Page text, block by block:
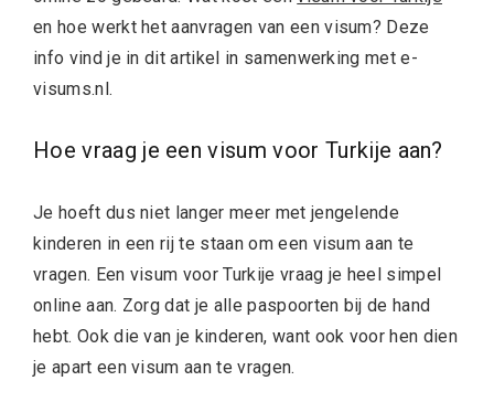
en hoe werkt het aanvragen van een visum? Deze
info vind je in dit artikel in samenwerking met e-
visums.nl.
Hoe vraag je een visum voor Turkije aan?
Je hoeft dus niet langer meer met jengelende
kinderen in een rij te staan om een visum aan te
vragen. Een visum voor Turkije vraag je heel simpel
online aan. Zorg dat je alle paspoorten bij de hand
hebt. Ook die van je kinderen, want ook voor hen dien
je apart een visum aan te vragen.